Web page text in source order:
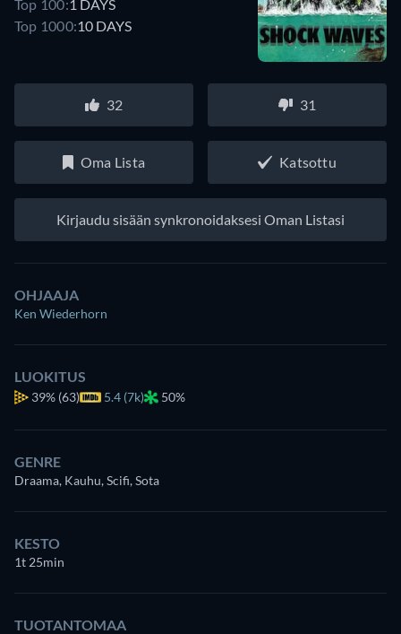
Top 100:1 DAYS
Top 1000:10 DAYS
32 31
Oma Lista Katsottu
Kirjaudu sisään synkronoidaksesi Oman Listasi
OHJAAJA
Ken Wiederhorn
LUOKITUS
39% (63) 5.4 (7k) 50%
GENRE
Draama, Kauhu, Scifi, Sota
KESTO
1t 25min
TUOTANTOMAA